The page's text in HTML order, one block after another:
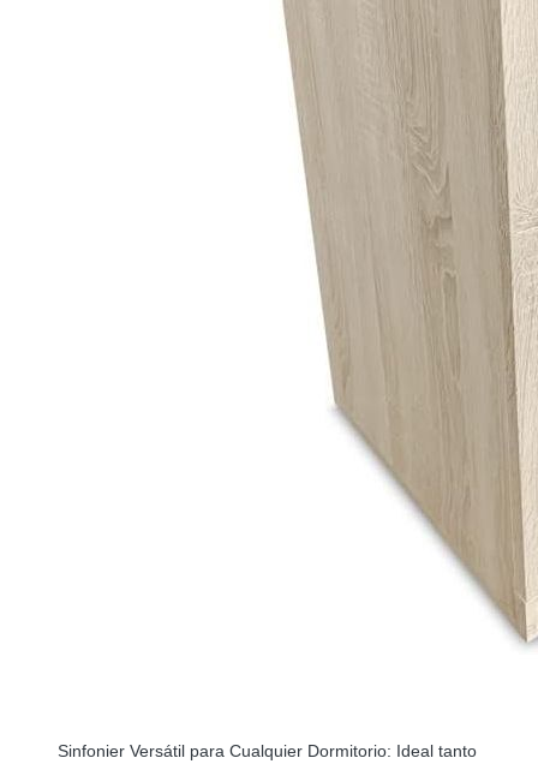
Sinfonier Versátil para Cualquier Dormitorio: Ideal tanto